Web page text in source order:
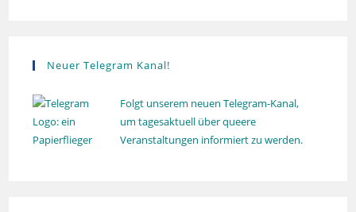
u
Neuer Telegram Kanal!
Folgt unserem neuen Telegram-Kanal,
um tagesaktuell über queere
Veranstaltungen informiert zu werden.